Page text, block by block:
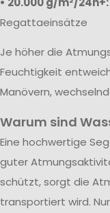
Regattaeinsätze
Je höher die
Feuchtigkeit
Manövern,
Warum sind
Eine hochwertige
guter
schützt, sorgt die
transportiert wird.